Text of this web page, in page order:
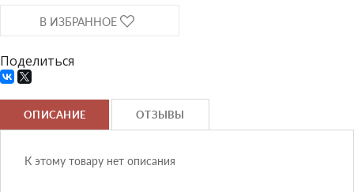
В ИЗБРАННОЕ
Поделиться
ОПИСАНИЕ ОТЗЫВЫ
К этому товару нет описания